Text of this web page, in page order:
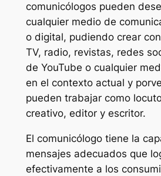
comunicólogos pueden
cualquier medio de
o digital, pudiendo crear
TV, radio, revistas, redes
de YouTube o cualquier
en el contexto actual y
pueden trabajar como
creativo, editor y escritor.
El comunicólogo tiene la
mensajes adecuados que
efectivamente a los